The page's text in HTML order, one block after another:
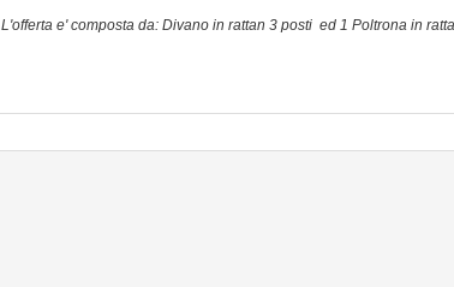
L'offerta e' composta da: Divano in rattan 3 posti ed 1 Poltrona in